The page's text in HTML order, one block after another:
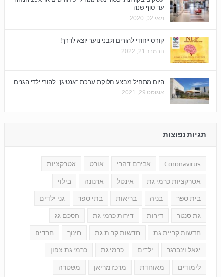
עד סוף שנה
מאי 02, 2020
קורס ייחודי להורים ולבני נוער יוצא לדרך!
נובמבר 21, 2022
היום מתחיל מבצע חלוקת ערכת "אנטיגן" להורי ילדי הגנים
אוגוסט 29, 2021
תגיות נפוצות
Coronavirus אבירם דהרי אורט אטרקציות
אטרקציות כרמי גת אינטל ארנונה בילוי
בית ספר בניה בריאות בתי ספר גני ילדים
גת סנטר דירות דירות כרמי גת הסכם גג
חדשות קריית גת חדשות קרית גת חינוך חרדים
יגאל וינברגר ילדים כרמי גת כרמי גת צפון
לימודים מאוחדת מרכז מריאן משטרה